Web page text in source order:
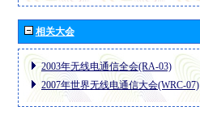
相关大会
2003年无线电通信全会(RA-03)
2007年世界无线电通信大会(WRC-07)